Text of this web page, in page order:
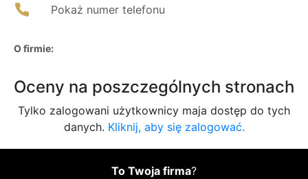
Pokaż numer telefonu
O firmie:
Oceny na poszczególnych stronach
Tylko zalogowani użytkownicy maja dostęp do tych
danych. Kliknij, aby się zalogować.
To Twoja firma?